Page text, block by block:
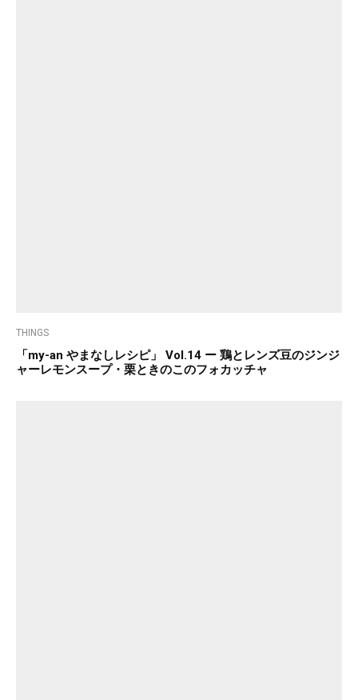
THINGS
「my-an やまなしレシピ」 Vol.14 ー 鶏とレンズ豆のジンジ
ャーレモンスープ・栗ときのこのフォカッチャ